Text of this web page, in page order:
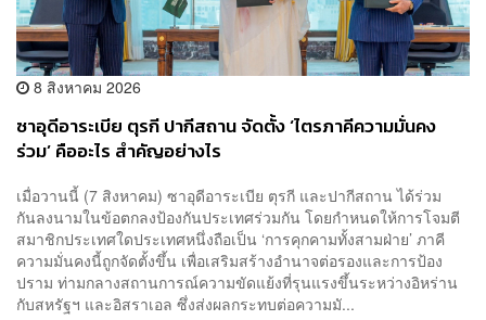
8 สิงหาคม 2026
ซาอุดีอาระเบีย ตุรกี ปากีสถาน จัดตั้ง ‘ไตรภาคีความมั่นคง
ร่วม’ คืออะไร สำคัญอย่างไร
เมื่อวานนี้ (7 สิงหาคม) ซาอุดีอาระเบีย ตุรกี และปากีสถาน ได้ร่วม
กันลงนามในข้อตกลงป้องกันประเทศร่วมกัน โดยกำหนดให้การโจมตี
สมาชิกประเทศใดประเทศหนึ่งถือเป็น ‘การคุกคามทั้งสามฝ่าย’ ภาคี
ความมั่นคงนี้ถูกจัดตั้งขึ้น เพื่อเสริมสร้างอำนาจต่อรองและการป้อง
ปราม ท่ามกลางสถานการณ์ความขัดแย้งที่รุนแรงขึ้นระหว่างอิหร่าน
กับสหรัฐฯ และอิสราเอล ซึ่งส่งผลกระทบต่อความมั...